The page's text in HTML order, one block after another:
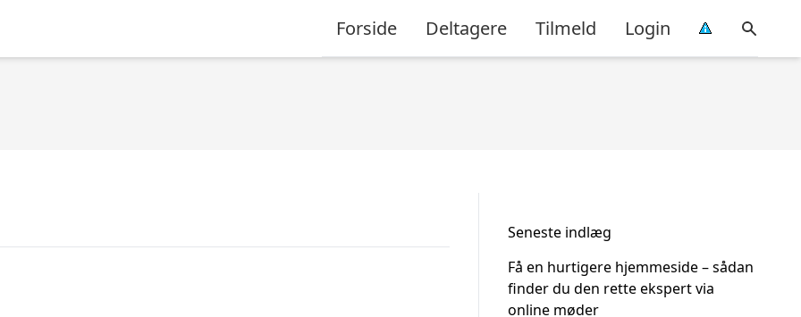
Forside Deltagere Tilmeld Login
Seneste indlæg
Få en hurtigere hjemmeside – sådan
finder du den rette ekspert via
online møder